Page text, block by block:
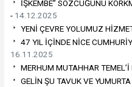
İŞKEMBE” SÖZCÜĞÜNÜ
- 14.12.2025
YENİ ÇEVRE YOLUMUZ
47 YIL İÇİNDE NİCE
16.11.2025
MERHUM MUTAHHAR
GELİN ŞU TAVUK VE